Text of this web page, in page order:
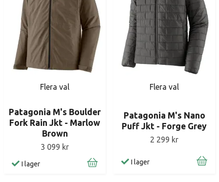
Flera val
Patagonia M's Boulder
Fork Rain Jkt - Marlow
Brown
3 099 kr
I lager
Flera val
Patagonia M's Nano
Puff Jkt - Forge Grey
2 299 kr
I lager